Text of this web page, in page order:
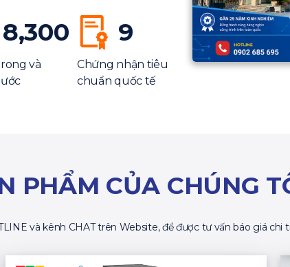
8,300
và
9
Chứng nhận tiêu
chuẩn quốc tế
PHẨM CỦA CHÚNG
và kênh CHAT trên Website, để được tư vấn báo giá